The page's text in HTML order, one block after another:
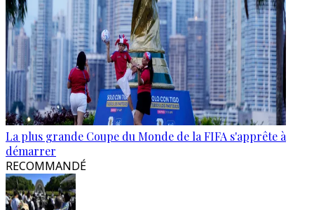
La plus grande Coupe du Monde de la FIFA s'apprête à
démarrer
RECOMMANDÉ